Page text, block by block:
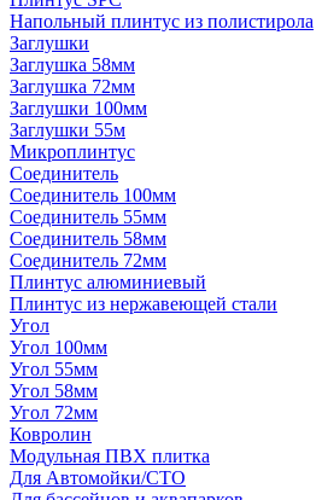
Напольный плинтус из полистирола
Заглушки
Заглушка 58мм
Заглушка 72мм
Заглушки 100мм
Заглушки 55м
Микроплинтус
Соединитель
Соединитель 100мм
Соединитель 55мм
Соединитель 58мм
Соединитель 72мм
Плинтус алюминиевый
Плинтус из нержавеющей стали
Угол
Угол 100мм
Угол 55мм
Угол 58мм
Угол 72мм
Ковролин
Модульная ПВХ плитка
Для Автомойки/СТО